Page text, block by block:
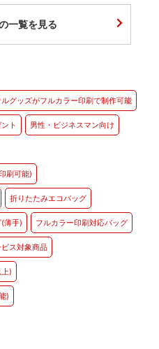
一覧を見る
グッズがフルカラー印刷で制作可能
ト 男性・ビジネスマン向け
刷可能)
折りたたみエコバッグ
薄手) フルカラー印刷対応バッグ
ス対象商品
)
)